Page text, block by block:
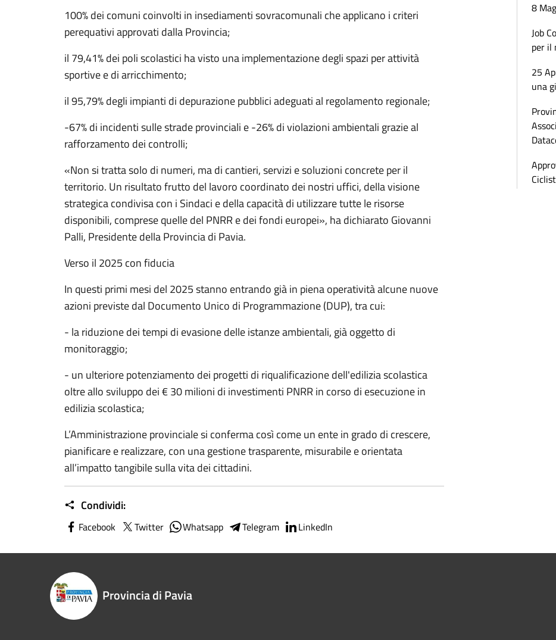
100% dei comuni coinvolti in insediamenti sovracomunali che applicano i criteri
perequativi approvati dalla Provincia;
il 79,41% dei poli scolastici ha visto una implementazione degli spazi per attività
sportive e di arricchimento;
il 95,79% degli impianti di depurazione pubblici adeguati al regolamento regionale;
-67% di incidenti sulle strade provinciali e -26% di violazioni ambientali grazie al
rafforzamento dei controlli;
«Non si tratta solo di numeri, ma di cantieri, servizi e soluzioni concrete per il
territorio. Un risultato frutto del lavoro coordinato dei nostri uffici, della visione
strategica condivisa con i Sindaci e della capacità di utilizzare tutte le risorse
disponibili, comprese quelle del PNRR e dei fondi europei», ha dichiarato Giovanni
Palli, Presidente della Provincia di Pavia.
Verso il 2025 con fiducia
In questi primi mesi del 2025 stanno entrando già in piena operatività alcune nuove
azioni previste dal Documento Unico di Programmazione (DUP), tra cui:
- la riduzione dei tempi di evasione delle istanze ambientali, già oggetto di
monitoraggio;
- un ulteriore potenziamento dei progetti di riqualificazione dell'edilizia scolastica
oltre allo sviluppo dei € 30 milioni di investimenti PNRR in corso di esecuzione in
edilizia scolastica;
L’Amministrazione provinciale si conferma così come un ente in grado di crescere,
pianificare e realizzare, con una gestione trasparente, misurabile e orientata
all’impatto tangibile sulla vita dei cittadini.
Condividi:
Facebook Twitter Whatsapp Telegram LinkedIn
8
Job
per il
25
una
Provincia di Pavia